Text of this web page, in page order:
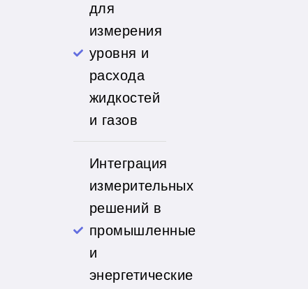
для
измерения
уровня и
расхода
жидкостей
и газов
Интеграция
измерительных
решений в
промышленные
и
энергетические